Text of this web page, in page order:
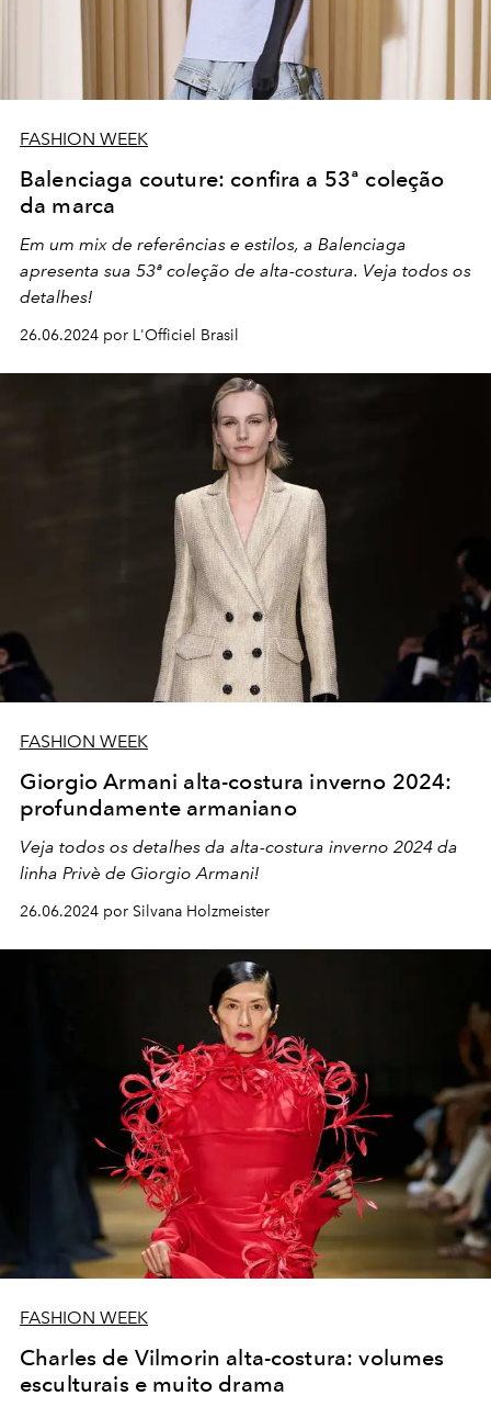
FASHION WEEK
Balenciaga couture: confira a 53ª coleção
da marca
Em um mix de referências e estilos, a Balenciaga
apresenta sua 53ª coleção de alta-costura. Veja todos os
detalhes!
26.06.2024 por L'Officiel Brasil
FASHION WEEK
Giorgio Armani alta-costura inverno 2024:
profundamente armaniano
Veja todos os detalhes da alta-costura inverno 2024 da
linha Privè de Giorgio Armani!
26.06.2024 por Silvana Holzmeister
FASHION WEEK
Charles de Vilmorin alta-costura: volumes
esculturais e muito drama